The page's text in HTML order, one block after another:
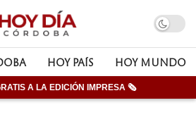
HOY PAÍS HOY MUNDO
A LA EDICIÓN IMPRESA 🗞